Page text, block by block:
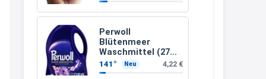
Perwoll
Blütenmeer
Waschmittel (27
Waschladungen)
141° Neu 4,22 €
21:37
↩
Kerstin
Bei EDEKA